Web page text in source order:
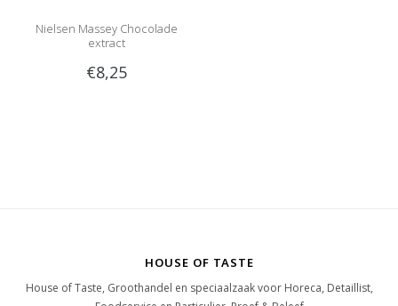
Nielsen Massey Chocolade
extract
€8,25
HOUSE OF TASTE
House of Taste, Groothandel en speciaalzaak voor Horeca, Detaillist,